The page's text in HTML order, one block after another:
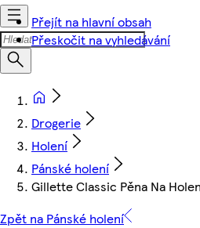
Přejít na hlavní obsah
Přeskočit na vyhledávání
Drogerie
Holení
Pánské holení
Gillette Classic Pěna Na
Zpět na Pánské holení